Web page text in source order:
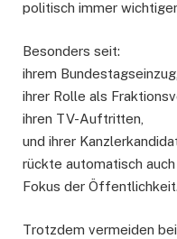
politisch immer
Besonders seit:
ihrem Bundestagseinzug,
ihrer Rolle als
ihren TV-Auftritten,
und ihrer
rückte automatisch
Fokus der Öffentlichkeit.
Trotzdem vermeiden